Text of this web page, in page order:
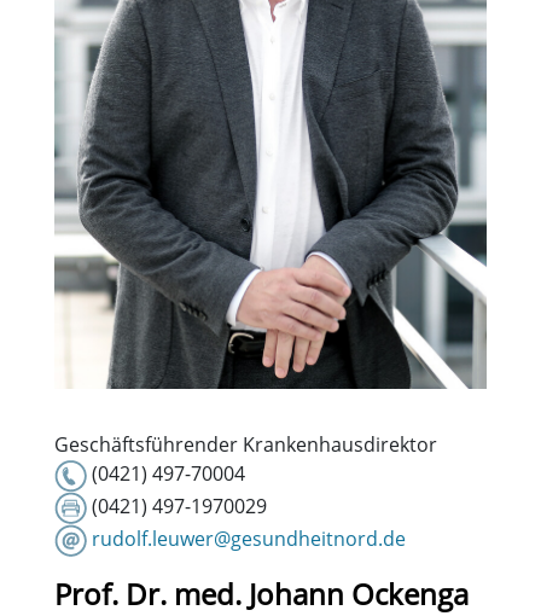
Geschäftsführender Krankenhausdirektor
(0421) 497-70004
(0421) 497-1970029
rudolf.leuwer@gesundheitnord.de
Prof. Dr. med. Johann Ockenga